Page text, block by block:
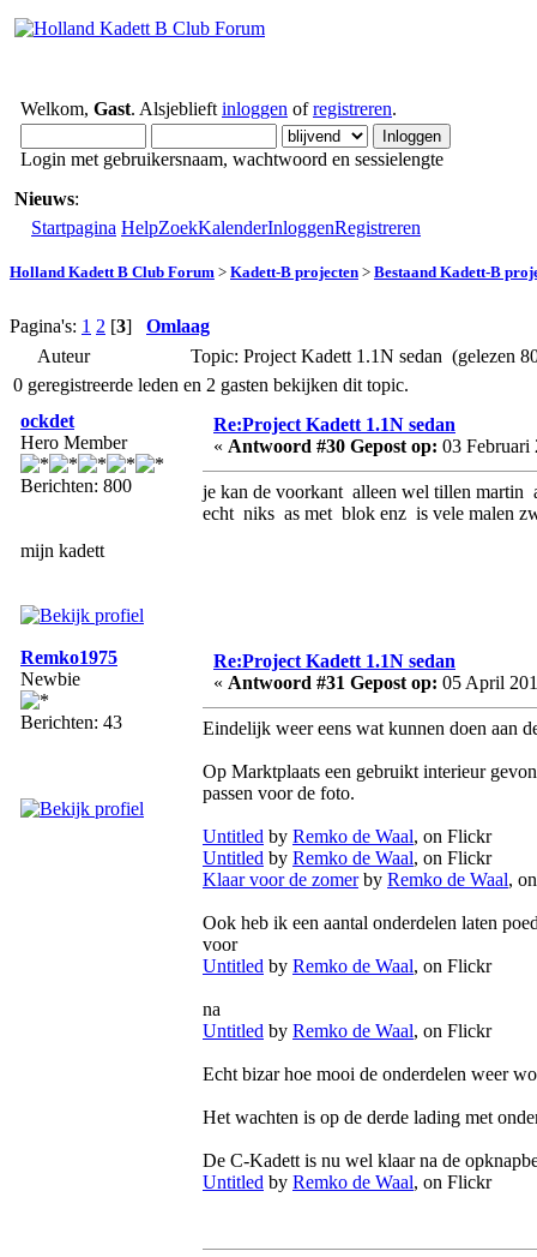
Welkom, Gast. Alsjeblieft inloggen ofregistreren.
Login met gebruikersnaam, wachtwoord en sessielengte
Nieuws:
Startpagina HelpZoekKalenderInloggenRegistreren
Holland Kadett B Club Forum > Kadett-B projecten > Bestaand Kadett-B
Pagina's: 1 2 [3] Omlaag
Auteur
Topic: Project Kadett 1.1N sedan (gelezen
0 geregistreerde leden en 2 gasten bekijken dit topic.
ockdet
Hero Member
Berichten: 800
mijn kadett
Re:Project Kadett 1.1N sedan
« Antwoord #30 Gepost op: 03 Februari
je kan de voorkant alleen wel tillen martin
echt niks as met blok enz is vele malen
Remko1975
Newbie
Berichten: 43
Re:Project Kadett 1.1N sedan
« Antwoord #31 Gepost op: 05 April
Eindelijk weer eens wat kunnen doen aan
Op Marktplaats een gebruikt interieur
passen voor de foto.
Untitled by Remko de Waal, on Flickr
Untitled by Remko de Waal, on Flickr
Klaar voor de zomerby Remko de Waal,
Ook heb ik een aantal onderdelen laten
voor
Untitled by Remko de Waal, on Flickr
na
Untitled by Remko de Waal, on Flickr
Echt bizar hoe mooi de onderdelen weer
Het wachten is op de derde lading met
De C-Kadett is nu wel klaar na de
Untitled by Remko de Waal, on Flickr